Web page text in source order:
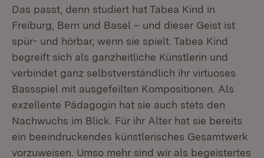
Das passt, denn studiert hat Tabea Kind in
Freiburg, Bern und Basel – und dieser Geist ist
spür- und hörbar, wenn sie spielt. Tabea Kind
begreift sich als ganzheitliche Künstlerin und
verbindet ganz selbstverständlich ihr virtuoses
Bassspiel mit ausgefeilten Kompositionen. Als
exzellente Pädagogin hat sie auch stets den
Nachwuchs im Blick. Für ihr Alter hat sie bereits
ein beeindruckendes künstlerisches Gesamtwerk
vorzuweisen. Umso mehr sind wir als begeistertes